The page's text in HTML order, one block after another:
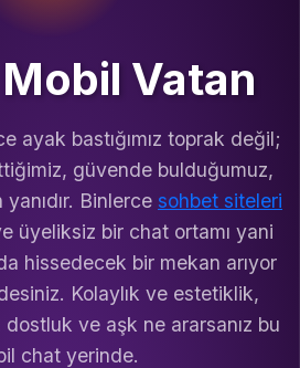
Vatan
ayak bastığımız toprak değil;
güvende bulduğumuz,
Binlerce sohbet siteleri
üyeliksiz bir chat ortamı yani
hissedecek bir mekan arıyor
Kolaylık ve estetiklik,
ve aşk ne ararsanız bu
chat yerinde.